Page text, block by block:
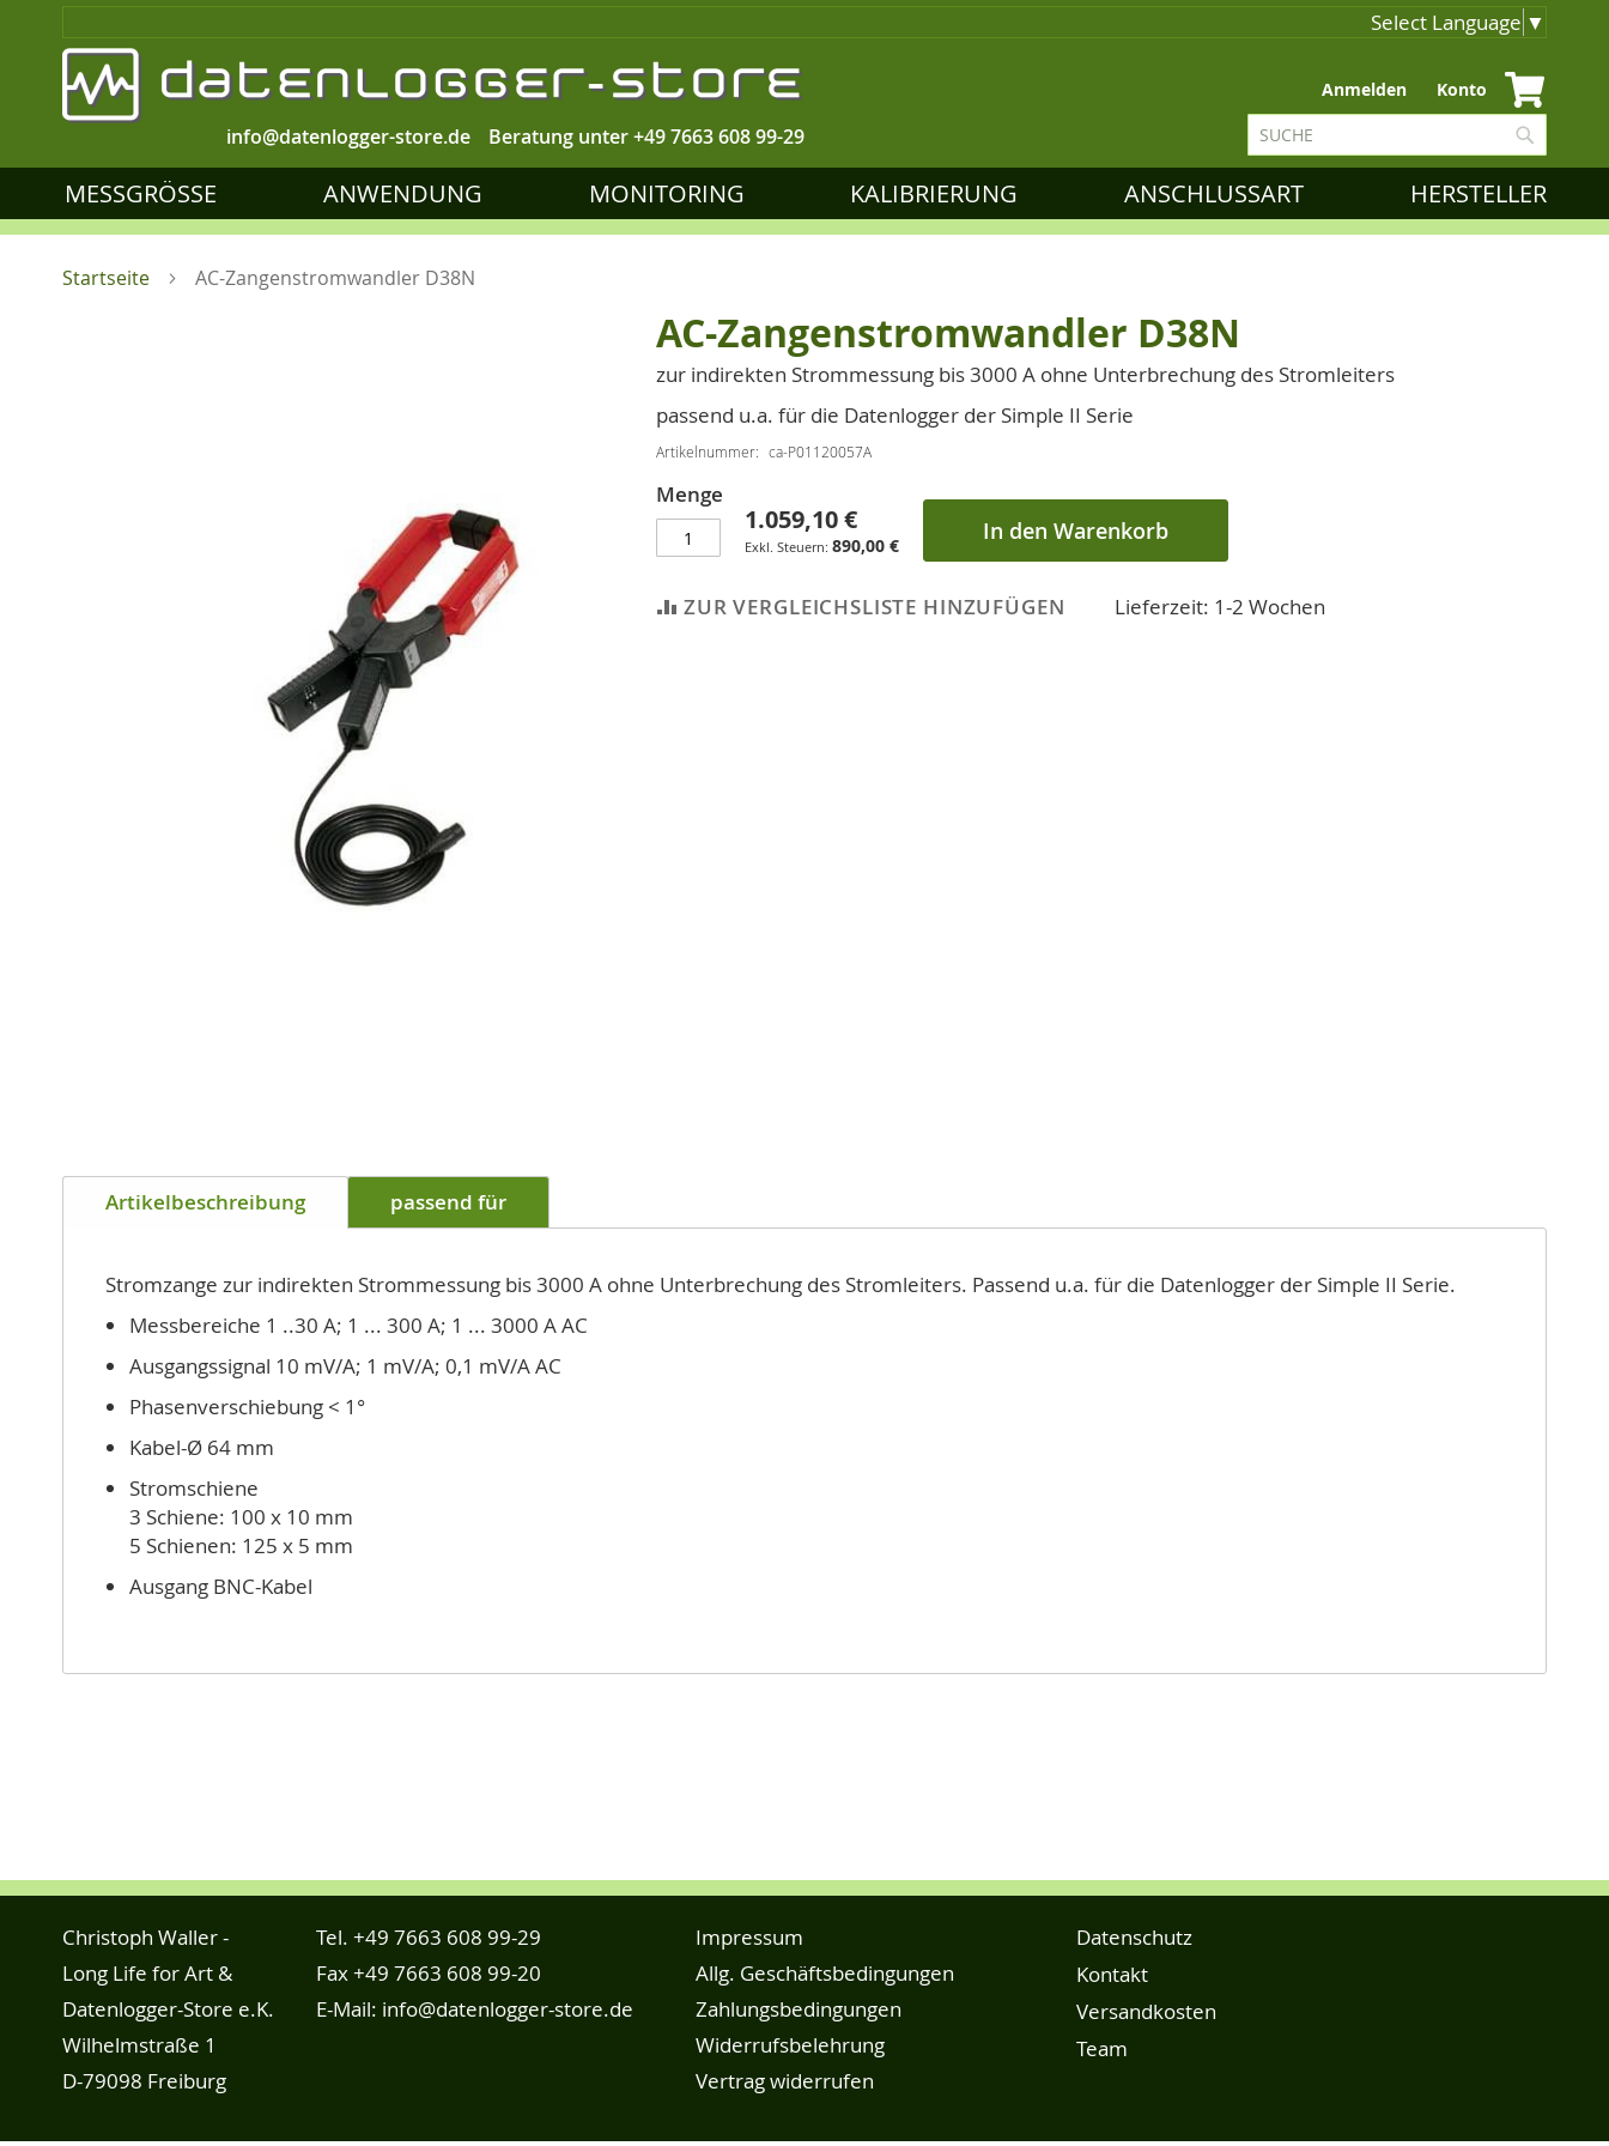
Select Language ▼
Beratung unter+49 7663 608 99-29
info@datenlogger-store.de
Zum
Inhalt
springen
Anmelden Konto
Suche
MESSGRÖSSE ANWENDUNG MONITORING KALIBRIERUNG ANSCHLUSSART HERSTELLER
Startseite AC-Zangenstromwandler D38N
Anfang
springen
AC-Zangenstromwandler D38N
zur indirekten Strommessung bis 3000 A ohne Unterbrechung des Stromleiters
passend u.a. für die Datenlogger der Simple II Serie
Artikelnummer ca-P01120057A
Menge
1.059,10 €
890,00 € In den Warenkorb
ZUR VERGLEICHSLISTE HINZUFÜGEN Lieferzeit: 1-2 Wochen
Artikelbeschreibung passend für
Stromzange zur indirekten Strommessung bis 3000 A ohne Unterbrechung des Stromleiters. Passend u.a. für die Datenlogger der Simple II Serie.
Messbereiche 1 ..30 A; 1 ... 300 A; 1 ... 3000 A AC
Ausgangssignal 10 mV/A; 1 mV/A; 0,1 mV/A AC
Phasenverschiebung < 1°
Kabel-Ø 64 mm
Stromschiene
3 Schiene: 100 x 10 mm
5 Schienen: 125 x 5 mm
Ausgang BNC-Kabel
Christoph Waller -
Long Life for Art &
Datenlogger-Store e.K.
Wilhelmstraße 1
D-79098 Freiburg
Tel. +49 7663 608 99-29
Fax +49 7663 608 99-20
E-Mail: info@datenlogger-store.de
Impressum
Allg. Geschäftsbedingungen
Zahlungsbedingungen
Widerrufsbelehrung
Vertrag widerrufen
Datenschutz
Kontakt
Versandkosten
Team